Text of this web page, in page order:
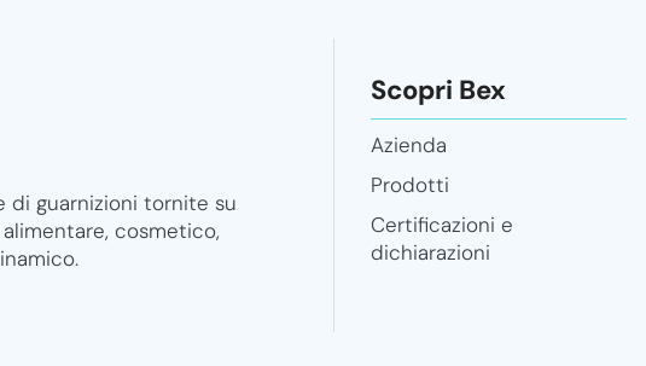
di guarnizioni tornite su
cosmetico,
Scopri Bex
Azienda
Prodotti
Certificazioni e
dichiarazioni